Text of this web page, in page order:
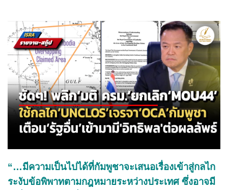
“…มีความเป็นไปได้ที่กัมพูชาจะเสนอเรื่องเข้าสู่กลไก
ระงับข้อพิพาทตามกฎหมายระหว่างประเทศ ซึ่งอาจมี